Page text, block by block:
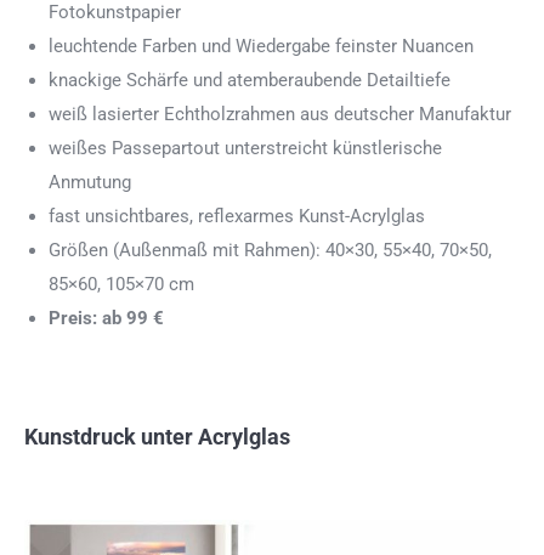
Fotokunstpapier
leuchtende Farben und Wiedergabe feinster Nuancen
knackige Schärfe und atemberaubende Detailtiefe
weiß lasierter Echtholzrahmen aus deutscher Manufaktur
weißes Passepartout unterstreicht künstlerische
Anmutung
fast unsichtbares, reflexarmes Kunst-Acrylglas
Größen (Außenmaß mit Rahmen): 40×30, 55×40, 70×50,
85×60, 105×70 cm
Preis: ab 99 €
Kunstdruck unter Acrylglas